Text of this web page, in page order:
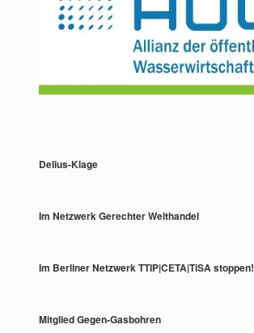
Delius-Klage
Im Netzwerk Gerechter Welthandel
Im Berliner Netzwerk TTIP|CETA|TiSA stoppen!
Mitglied Gegen-Gasbohren